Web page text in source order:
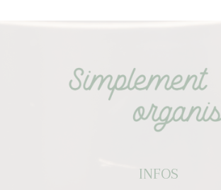
INFOS